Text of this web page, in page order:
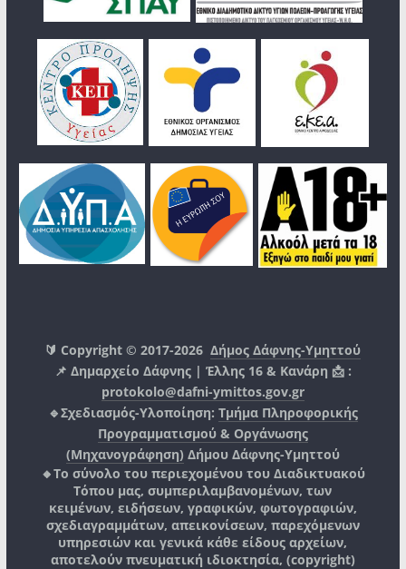
🔰 Copyright © 2017-2026Δήμος Δάφνης-Υμηττού
📌 Δημαρχείο Δάφνης | Έλλης 16 & Κανάρη 📩 :
protokolo@dafni-ymittos.gov.gr
🔹Σχεδιασμός-Υλοποίηση: Τμήμα Πληροφορικής
Προγραμματισμού & Οργάνωσης
(Μηχανογράφηση) Δήμου Δάφνης-Υμηττού
🔸Το σύνολο του περιεχομένου του Διαδικτυακού
Τόπου μας, συμπεριλαμβανομένων, των
κειμένων, ειδήσεων, γραφικών, φωτογραφιών,
σχεδιαγραμμάτων, απεικονίσεων, παρεχόμενων
υπηρεσιών και γενικά κάθε είδους αρχείων,
αποτελούν πνευματική ιδιοκτησία, (copyright)